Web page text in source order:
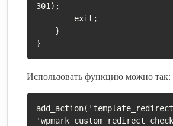
301);
}
Использовать функцию можно так: